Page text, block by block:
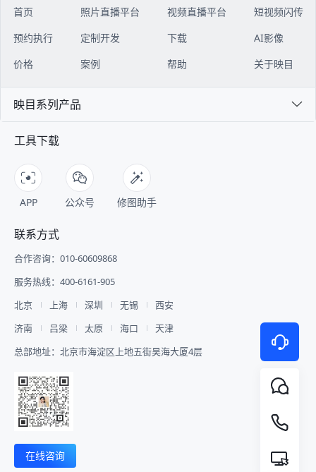
首页
预约执行
价格
照片直播平台
定制开发
案例
视频直播平台
下载
帮助
短视频闪传
AI影像
关于映目
映目系列产品
工具下载
APP 公众号 修图助手
联系方式
合作咨询：010-60609868
服务热线：400-6161-905
北京
上海 深圳 无锡
西安
济南
吕梁 太原 海口
天津
总部地址：北京市海淀区上地五街昊海大厦4层
在线咨询